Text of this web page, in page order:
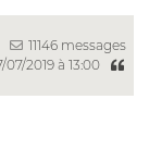
11146 messages
07/2019 à 13:00